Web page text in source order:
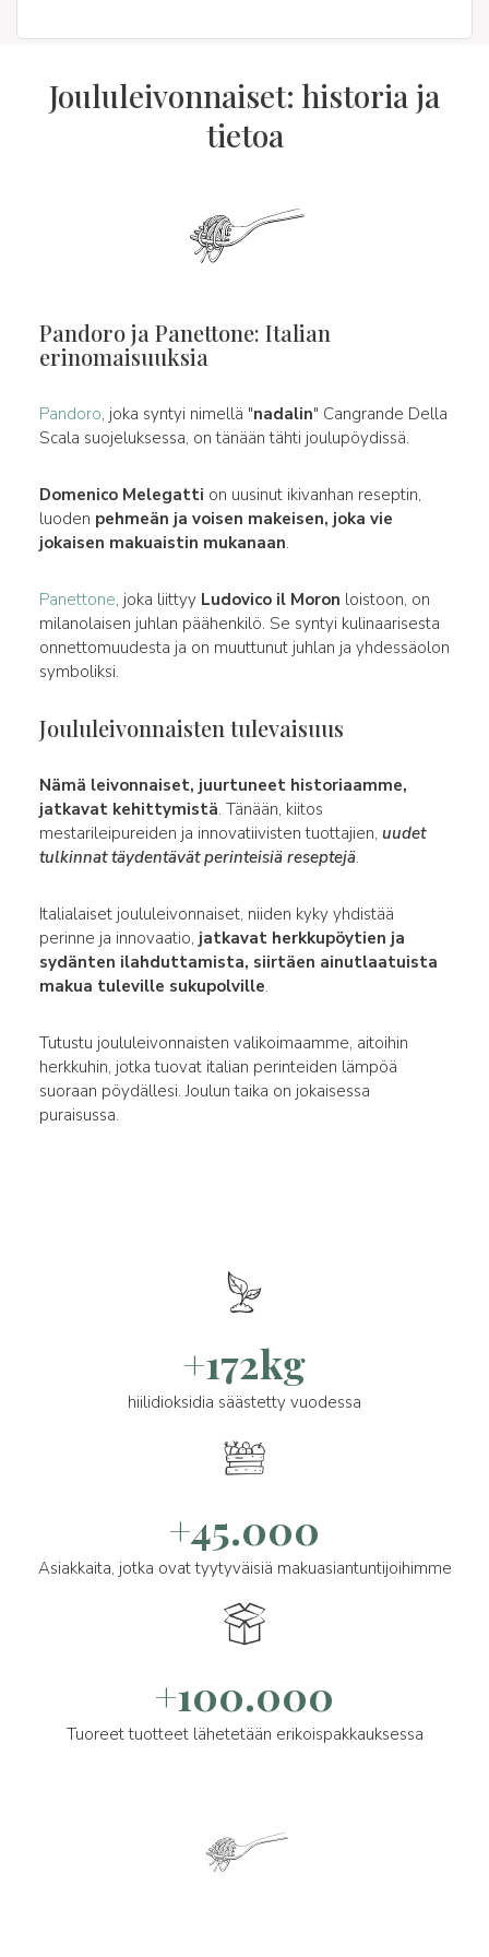
Joululeivonnaiset: historia ja
tietoa
Pandoro ja Panettone: Italian
erinomaisuuksia
Pandoro, joka syntyi nimellä "nadalin" Cangrande Della
Scala suojeluksessa, on tänään tähti joulupöydissä.
Domenico Melegatti on uusinut ikivanhan reseptin,
luoden pehmeän ja voisen makeisen, joka vie
jokaisen makuaistin mukanaan.
Panettone, joka liittyy Ludovico il Moron loistoon, on
milanolaisen juhlan päähenkilö. Se syntyi kulinaarisesta
onnettomuudesta ja on muuttunut juhlan ja yhdessäolon
symboliksi.
Joululeivonnaisten tulevaisuus
Nämä leivonnaiset, juurtuneet historiaamme,
jatkavat kehittymistä. Tänään, kiitos
mestarileipureiden ja innovatiivisten tuottajien, uudet
tulkinnat täydentävät perinteisiä reseptejä.
Italialaiset joululeivonnaiset, niiden kyky yhdistää
perinne ja innovaatio, jatkavat herkkupöytien ja
sydänten ilahduttamista, siirtäen ainutlaatuista
makua tuleville sukupolville.
Tutustu joululeivonnaisten valikoimaamme, aitoihin
herkkuhin, jotka tuovat italian perinteiden lämpöä
suoraan pöydällesi. Joulun taika on jokaisessa
puraisussa.
+172kg
hiilidioksidia säästetty vuodessa
+45.000
Asiakkaita, jotka ovat tyytyväisiä makuasiantuntijoihimme
+100.000
Tuoreet tuotteet lähetetään erikoispakkauksessa